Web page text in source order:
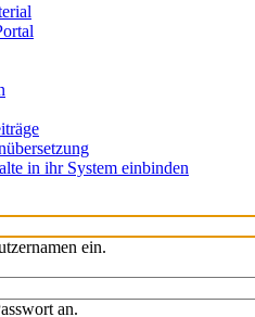
in ihr System einbinden
ein.
an.